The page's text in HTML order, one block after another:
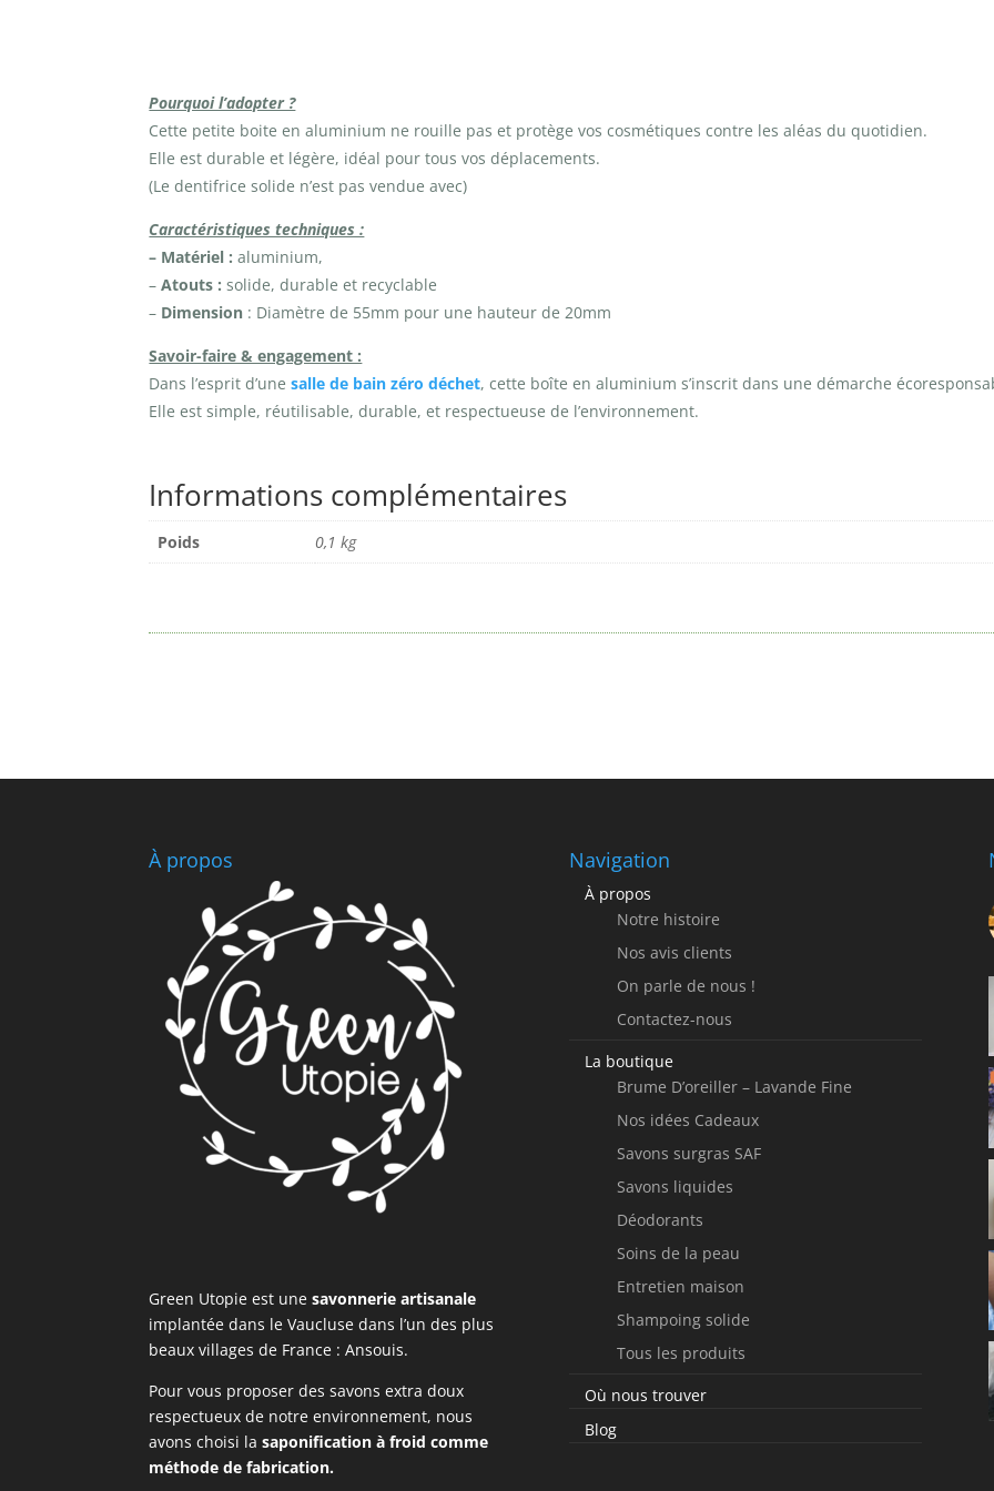
Pourquoi l’adopter ?
Cette petite boite en aluminium ne rouille pas et protège vos cosmétiques contre les aléas du quotidien.
Elle est durable et légère, idéal pour tous vos déplacements.
(Le dentifrice solide n’est pas vendue avec)
Caractéristiques techniques :
– Matériel :aluminium,
–Atouts : solide, durable et recyclable
– Dimension : Diamètre de 55mm pour une hauteur de 20mm
Savoir-faire & engagement :
Dans l’esprit d’unesalle de bain zéro déchet, cette boîte en aluminium s’inscrit dans une démarche
Elle est simple, réutilisable, durable, et respectueuse de l’environnement.
Informations complémentaires
Poids 0,1 kg
À propos
Green Utopie est unesavonnerie artisanale
implantée dans le Vaucluse dans l’un des plus
beaux villages de France : Ansouis.
Pour vous proposer des savons extra doux
respectueux de notre environnement, nous
avons choisi lasaponification à froid comme
méthode de fabrication.
Navigation
À propos
Notre histoire
Nos avis clients
On parle de nous !
Contactez-nous
La boutique
Brume D’oreiller – Lavande Fine
Nos idées Cadeaux
Savons surgras SAF
Savons liquides
Déodorants
Soins de la peau
Entretien maison
Shampoing solide
Tous les produits
Où nous trouver
Blog